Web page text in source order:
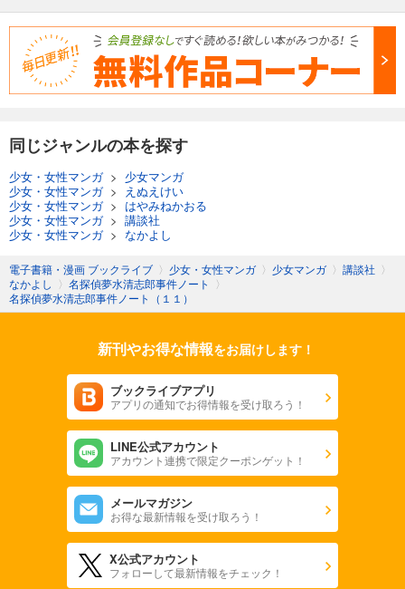
同じジャンルの本を探す
少女・女性マンガ> 少女マンガ
少女・女性マンガ>
えぬえけい
少女・女性マンガ> はやみねかおる
少女・女性マンガ> 講談社
少女・女性マンガ> なかよし
電子書籍・漫画 ブックライブ 〉 少女・女性マンガ 〉 少女マンガ 〉 講談社 〉
なかよし 〉 名探偵夢水清志郎事件ノート
〉
名探偵夢水清志郎事件ノート（１１）
新刊やお得な情報をお届けします！
ブックライブアプリ
アプリの通知でお得情報を受け取ろう！
LINE公式アカウント
アカウント連携で限定クーポンゲット！
メールマガジン
お得な最新情報を受け取ろう！
X公式アカウント
フォローして最新情報をチェック！